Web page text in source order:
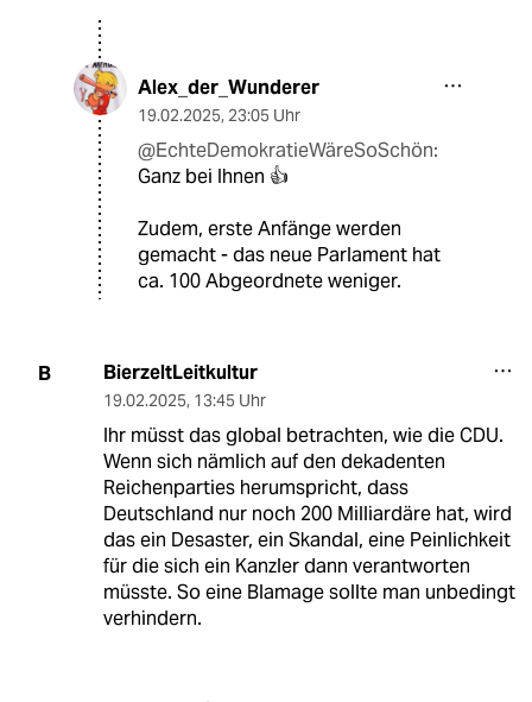
Alex_der_Wunderer
19.02.2025, 23:05 Uhr
@EchteDemokratieWäreSoSchön:
Ganz bei Ihnen 👍
Zudem, erste Anfänge werden
gemacht - das neue Parlament hat
ca. 100 Abgeordnete weniger.
B BierzeltLeitkultur
19.02.2025, 13:45 Uhr
Ihr müsst das global betrachten, wie die CDU.
Wenn sich nämlich auf den dekadenten
Reichenparties herumspricht, dass
Deutschland nur noch 200 Milliardäre hat, wird
das ein Desaster, ein Skandal, eine Peinlichkeit
für die sich ein Kanzler dann verantworten
müsste. So eine Blamage sollte man unbedingt
verhindern.